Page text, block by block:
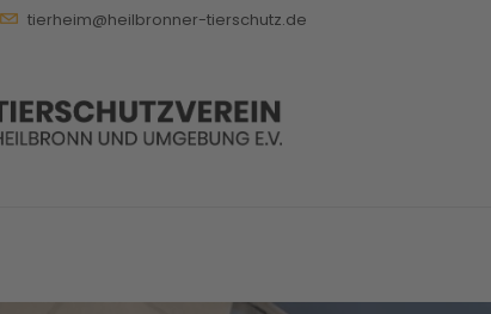
tierheim@heilbronner-tierschutz.de